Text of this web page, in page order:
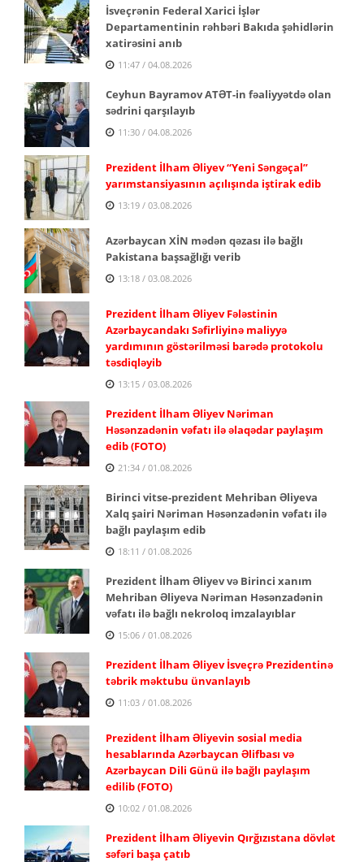
İsveçrənin Federal Xarici İşlər
Departamentinin rəhbəri Bakıda şəhidlərin
xatirəsini anıb
11:47 / 04.08.2026
Ceyhun Bayramov ATƏT-in fəaliyyətdə olan
sədrini qarşılayıb
11:30 / 04.08.2026
Prezident İlham Əliyev “Yeni Səngəçal”
yarımstansiyasının açılışında iştirak edib
13:19 / 03.08.2026
Azərbaycan XİN mədən qəzası ilə bağlı
Pakistana başsağlığı verib
13:18 / 03.08.2026
Prezident İlham Əliyev Fələstinin
Azərbaycandakı Səfirliyinə maliyyə
yardımının göstərilməsi barədə protokolu
təsdiqləyib
13:15 / 03.08.2026
Prezident İlham Əliyev Nəriman
Həsənzadənin vəfatı ilə əlaqədar paylaşım
edib (FOTO)
21:34 / 01.08.2026
Birinci vitse-prezident Mehriban Əliyeva
Xalq şairi Nəriman Həsənzadənin vəfatı ilə
bağlı paylaşım edib
18:11 / 01.08.2026
Prezident İlham Əliyev və Birinci xanım
Mehriban Əliyeva Nəriman Həsənzadənin
vəfatı ilə bağlı nekroloq imzalayıblar
15:06 / 01.08.2026
Prezident İlham Əliyev İsveçrə Prezidentinə
təbrik məktubu ünvanlayıb
11:03 / 01.08.2026
Prezident İlham Əliyevin sosial media
hesablarında Azərbaycan Əlifbası və
Azərbaycan Dili Günü ilə bağlı paylaşım
edilib (FOTO)
10:02 / 01.08.2026
Prezident İlham Əliyevin Qırğızıstana dövlət
səfəri başa çatıb